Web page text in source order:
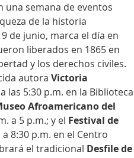
una semana de eventos
de la historia
de junio, marca el día en
liberados en 1865 en
y los derechos civiles.
autora Victoria
las 5:30 p.m. en la Biblioteca
Afroamericano del
a 5 p.m.; y el Festival de
8:30 p.m. en el Centro
el tradicional Desfile de